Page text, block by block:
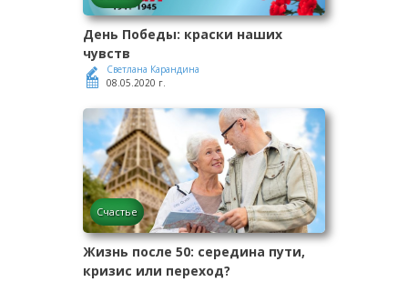
День Победы: краски наших
чувств
Светлана Карандина
08.05.2020 г.
Счастье
Жизнь после 50: середина пути,
кризис или переход?